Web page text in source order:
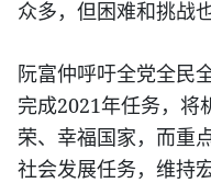
众多，但困难和挑战
阮富仲呼吁全党全民
完成2021年任务，将
荣、幸福国家，而重
社会发展任务，维持